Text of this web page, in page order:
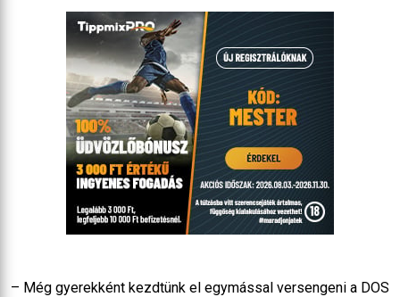
– Még gyerekként kezdtünk el egymással versengeni a DOS